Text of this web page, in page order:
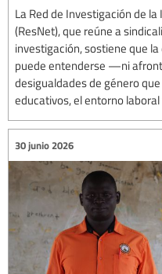
La Red de Investigación de
(ResNet), que reúne a
investigación, sostiene que
puede entenderse —ni
desigualdades de género
educativos, el entorno
30 junio 2026